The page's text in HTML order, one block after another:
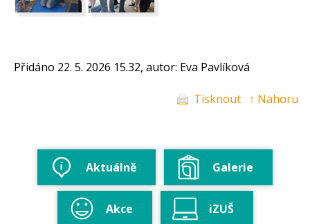
Přidáno 22. 5. 2026 15.32, autor: Eva Pavlíková
Tisknout ↑ Nahoru
Aktuálně Galerie
Akce iZUŠ